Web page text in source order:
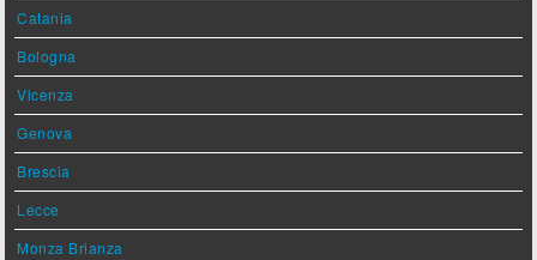
Catania
Bologna
Vicenza
Genova
Brescia
Lecce
Monza Brianza